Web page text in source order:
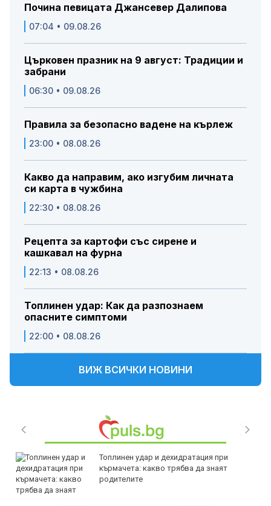
Почина певицата Джансевер Далипова
07:04 • 09.08.26
Църковен празник на 9 август: Традиции и
забрани
06:30 • 09.08.26
Правила за безопасно вадене на кърлеж
23:00 • 08.08.26
Какво да направим, ако изгубим личната
си карта в чужбина
22:30 • 08.08.26
Рецепта за картофи със сирене и
кашкавал на фурна
22:13 • 08.08.26
Топлинен удар: Как да разпознаем
опасните симптоми
22:00 • 08.08.26
ВИЖ ВСИЧКИ НОВИНИ
Топлинен удар и дехидратация при
кърмачета: какво трябва да знаят
родителите